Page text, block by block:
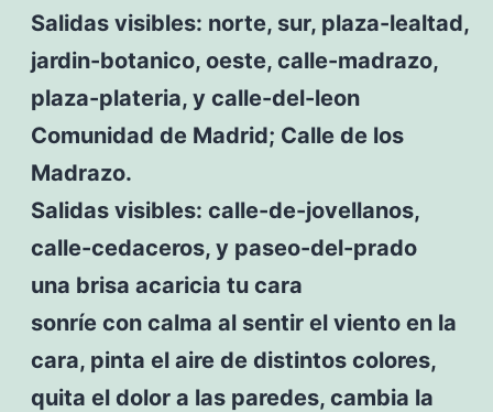
Salidas visibles: norte, sur, plaza-lealtad,
jardin-botanico, oeste, calle-madrazo,
plaza-plateria, y calle-del-leon
Comunidad de Madrid; Calle de los
Madrazo.
Salidas visibles: calle-de-jovellanos,
calle-cedaceros, y paseo-del-prado
una brisa acaricia tu cara
sonríe con calma al sentir el viento en la
cara, pinta el aire de distintos colores,
quita el dolor a las paredes, cambia la